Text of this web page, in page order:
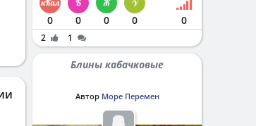
0 0 0 0 0
2 1
Блины кабачковые
Автор Море Перемен